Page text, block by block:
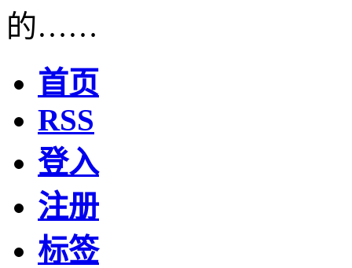
的……
首页
RSS
登入
注册
标签